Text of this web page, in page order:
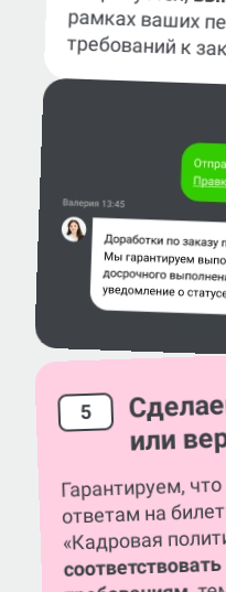
требований к
5
или
Гарантируем,
ответам на
«Кадровая